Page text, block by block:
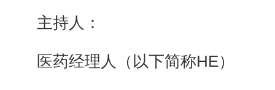
主持人：
医药经理人（以下简称HE）